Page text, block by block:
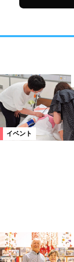
イベント